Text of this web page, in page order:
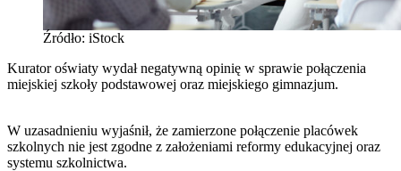
Źródło: iStock
Kurator oświaty wydał negatywną opinię w sprawie połączenia
miejskiej szkoły podstawowej oraz miejskiego gimnazjum.
W uzasadnieniu wyjaśnił, że zamierzone połączenie placówek
szkolnych nie jest zgodne z założeniami reformy edukacyjnej oraz
systemu szkolnictwa.